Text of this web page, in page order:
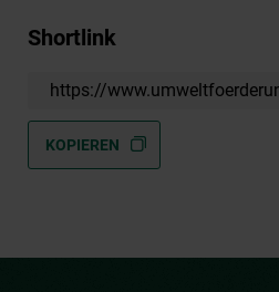
Shortlink
https://
KOPIEREN